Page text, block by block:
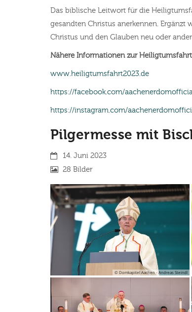
Das biblische Leitwort für die
gesandten Christus anerkennen. Ergänzt
Christus und den Glauben neu oder
Nähere Informationen zur
www.heiligtumsfahrt2023.de
https://facebook.com/aachenerdomofficial
https://instagram.com/
Pilgermesse mit
Datum:14. Juni 2023
28 Bilder
© Domkapitel Aachen - Andreas Steindl